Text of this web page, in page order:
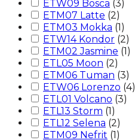
ETW09 Bosca (3)
ETM07 Latte (2)
ETM03 Mokka (1)
ETW14 Kondor (2)
ETM02 Jasmine (1)
ETL05 Moon (2)
ETM06 Tuman (3)
ETW06 Lorenzo (4)
ETL01 Volcano (3)
ETL13 Storm (1)
ETL12 Selena (2)
ETM09 Nefrit (1)